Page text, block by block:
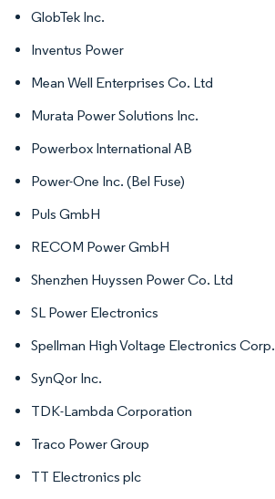
GlobTek Inc.
Inventus Power
Mean Well Enterprises Co. Ltd
Murata Power Solutions Inc.
Powerbox International AB
Power-One Inc. (Bel Fuse)
Puls GmbH
RECOM Power GmbH
Shenzhen Huyssen Power Co. Ltd
SL Power Electronics
Spellman High Voltage Electronics Corp.
SynQor Inc.
TDK-Lambda Corporation
Traco Power Group
TT Electronics plc